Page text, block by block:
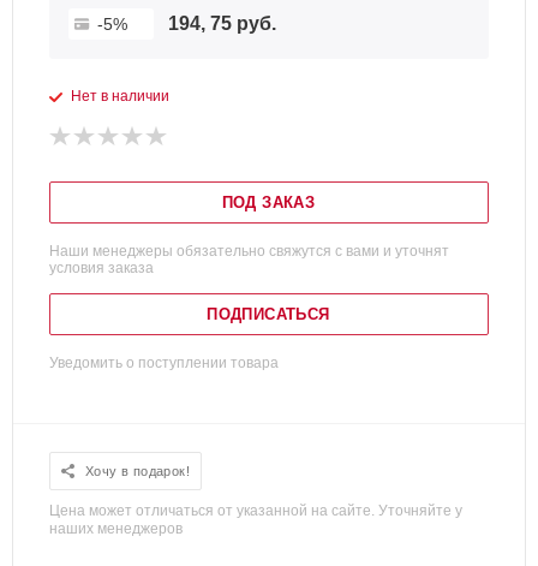
-5% 194, 75 руб.
Нет в наличии
ПОД ЗАКАЗ
Наши менеджеры обязательно свяжутся с вами и уточнят
условия заказа
ПОДПИСАТЬСЯ
Уведомить о поступлении товара
Хочу в подарок!
Цена может отличаться от указанной на сайте. Уточняйте у
наших менеджеров